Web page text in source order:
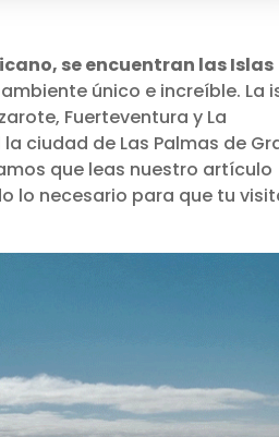
se encuentran las Islas
único e increíble. La
Fuerteventura y La
ciudad de Las Palmas de
que leas nuestro artículo
lo necesario para que tu